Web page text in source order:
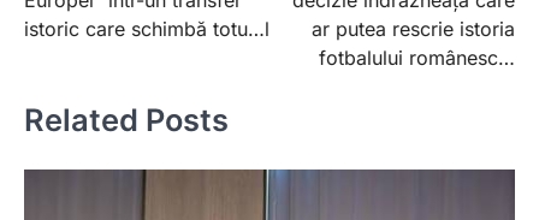
istoric care schimbă totu…l
ar putea rescrie istoria
fotbalului românesc…
Related Posts